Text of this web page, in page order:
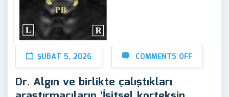
ŞUBAT 5, 2026 COMMENTS OFF
Dr. Algın ve birlikte çalıştıkları